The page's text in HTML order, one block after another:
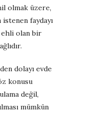
olmak üzere,
faydayı
ehli olan bir
dolayı evde
konusu
değil,
mümkün